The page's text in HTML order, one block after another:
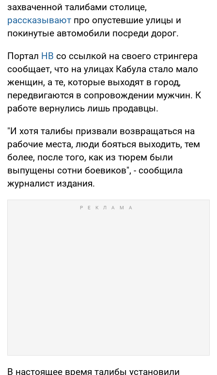
захваченной талибами столице,
рассказывают про опустевшие улицы и
покинутые автомобили посреди дорог.
Портал НВ со ссылкой на своего стрингера
сообщает, что на улицах Кабула стало мало
женщин, а те, которые выходят в город,
передвигаются в сопровождении мужчин. К
работе вернулись лишь продавцы.
"И хотя талибы призвали возвращаться на
рабочие места, люди бояться выходить, тем
более, после того, как из тюрем были
выпущены сотни боевиков", - сообщила
журналист издания.
В настоящее время талибы установили